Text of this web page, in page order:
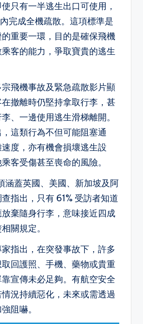
只有一半逃生出口可使用，
完成全機疏散。這項標準是
重要一環，目的是確保飛機
客的能力，爭取寶貴的逃生
飛機事故及緊急疏散影片顯
撤離時仍堅持拿取行李，甚
、一邊使用逃生滑梯離開。
這類行為不但可能阻塞通
度，亦有機會損壞逃生設
客受傷甚至喪命的風險。
涵蓋英國、美國、新加坡及阿
指出，只有 61% 受訪者知道
棄隨身行李，意味接近四成
關規定。
指出，在突發事故下，許多
回護照、手機、藥物或貴重
宣傳未必足夠。有航空安全
況持續惡化，未來或需透過
阻嚇。